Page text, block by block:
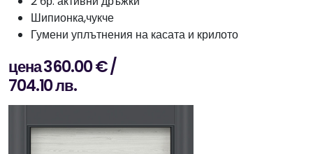
Шипионка,чукче
Гумени уплътнения на касата и крилото
цена 360.00 € /
704.10 лв.